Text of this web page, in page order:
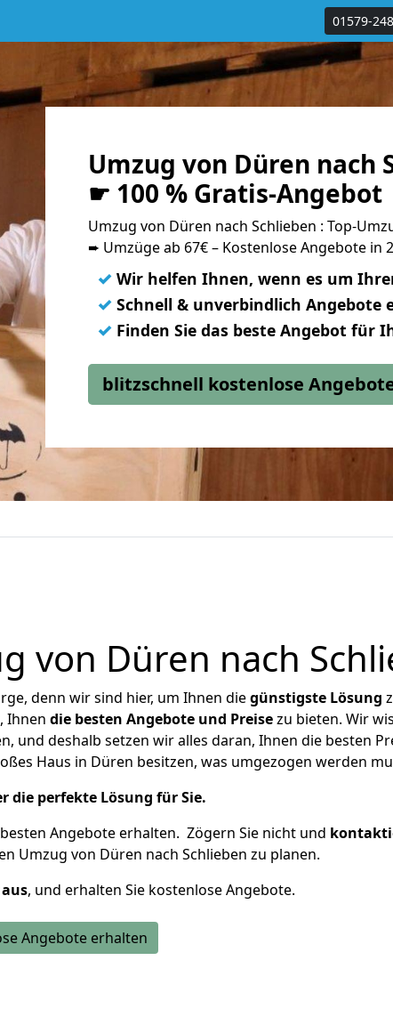
01579-
Umzug von Düren nach
☛ 100 % Gratis-Angebot
Umzug von Düren nach Schlieben : Top-
➨ Umzüge ab 67€ – Kostenlose Angebote in
✓ Wir helfen Ihnen, wenn es um
✓ Schnell & unverbindlich Angebote
✓ Finden Sie das beste Angebot für
blitzschnell kostenlose
von Düren nach
denn wir sind hier, um Ihnen diegünstigste Lösung
Ihnen die besten Angebote und Preisezu bieten. Wir
und deshalb setzen wir alles daran, Ihnen die besten
Haus in Düren besitzen, was umgezogen werden
die perfekte Lösung für Sie.
Angebote erhalten. Zögern Sie nicht und
Umzug von Düren nach Schlieben zu planen.
, und erhalten Sie kostenlose Angebote.
Angebote erhalten